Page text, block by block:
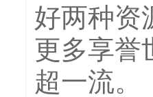
好两种资
更多享誉
超一流。